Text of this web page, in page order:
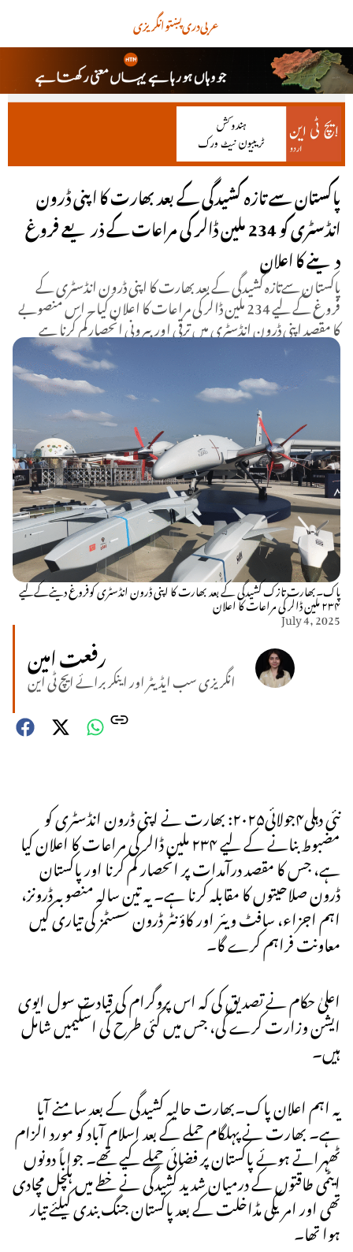
انگریزیپښتودریعربی
پاکستان سے تازہ کشیدگی کے بعد بھارت کا اپنی ڈرون
انڈسٹری کو 234 ملین ڈالر کی مراعات کے ذریعے فروغ
دینے کا اعلان
پاکستان سےتازہ کشیدگی کے بعد بھارت کا اپنی ڈرون انڈسٹری کے
فروغ کے لیے 234 ملین ڈالر کی مراعات کا اعلان کیا۔ اس منصوبے
کا مقصد اپنی ڈرون انڈسٹری میں ترقی اوربیرونی انحصارکم کرنا ہے
پاک۔بھارت تازک کشیدگی کے بعد بھارت کا اپنی ڈرون انڈسٹری کوفروغ دینےکےلیے
۲۳۴ ملین ڈالر کی مراعات کا اعلان
July 4, 2025
رفعت امین
انگریزی سب ایڈیٹر اور اینکر برائے ایچ ٹی این
نئی دہلی۴جولائی۲۰۲۵: بھارت نے اپنی ڈرون انڈسٹری کو
مضبوط بنانے کے لیے ۲۳۴ ملین ڈالر کی مراعات کا اعلان کیا
ہے، جس کا مقصد درآمدات پر انحصار کم کرنا اور پاکستان
ڈرون صلاحیتوں کا مقابلہ کرنا ہے۔ یہ تین سالہ منصوبہ ڈرونز،
اہم اجزاء، سافٹ ویئر اور کاؤنٹر ڈرون سسٹمز کی تیاری کیں
معاونت فراہم کرے گا۔
اعلیٰ حکام نے تصدیق کی کہ اس پروگرام کی قیادت سول ایوی
ایشن وزارت کرے گی، جس میں کئی طرح کی اسکیمیں شامل
ہیں۔
یہ اہم اعلان پاک۔بھارت حالیہ کشیدگی کے بعد سامنے آیا
ہے۔ بھارت نے پہلگام حملے کے بعد اسلام آباد کو مورد الزام
ٹھہراتے ہوئے پاکستان پر فضائی حملے کیے تھے۔ جواباً دونوں
ایٹمی طاقتوں کے درمیان شدید کشیدگی نے خطے میں ہلچل مچادی
تھی اور امریکی مڈاخلت کے بعد پاکستان جنگ بندی کیلئے تیار
ہوا تھا۔